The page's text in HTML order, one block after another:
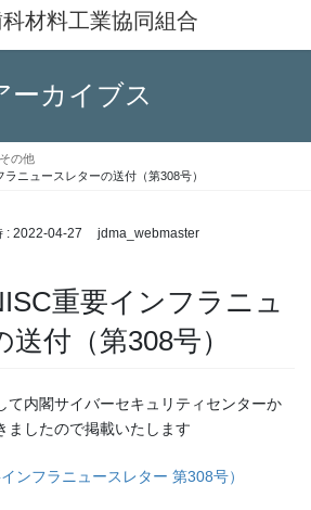
科材料工業協同組合
ーカイブス
その他
ラニュースレターの送付（第308号）
: 2022-04-27 jdma_webmaster
重要インフラニュ
付（第308号）
て内閣サイバーセキュリティセンターか
ましたので掲載いたします
ンフラニュースレター 第308号）